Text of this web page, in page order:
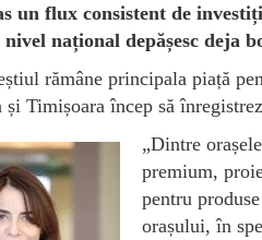
un flux consistent de
național depășesc deja
rămâne principala piață
Timișoara încep să
„Dintre
premium,
pentru
orașului, în